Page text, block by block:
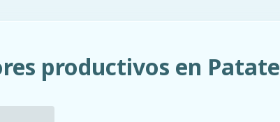
productivos en Patate